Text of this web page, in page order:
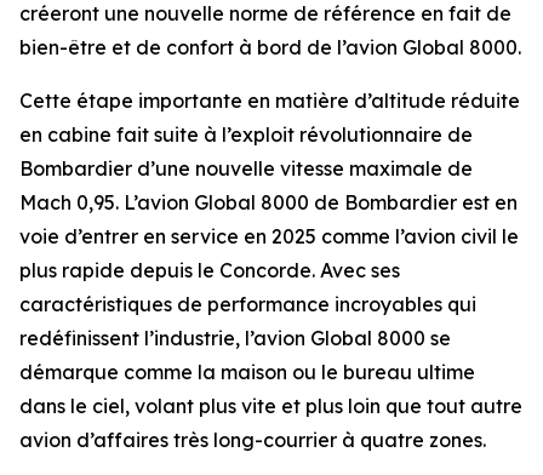
créeront une nouvelle norme de référence en fait de
bien-être et de confort à bord de l’avion Global 8000.
Cette étape importante en matière d’altitude réduite
en cabine fait suite à l’exploit révolutionnaire de
Bombardier d’une nouvelle vitesse maximale de
Mach 0,95. L’avion Global 8000 de Bombardier est en
voie d’entrer en service en 2025 comme l’avion civil le
plus rapide depuis le Concorde. Avec ses
caractéristiques de performance incroyables qui
redéfinissent l’industrie, l’avion Global 8000 se
démarque comme la maison ou le bureau ultime
dans le ciel, volant plus vite et plus loin que tout autre
avion d’affaires très long-courrier à quatre zones.